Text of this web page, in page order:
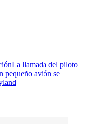
La llamada del piloto
pequeño avión se